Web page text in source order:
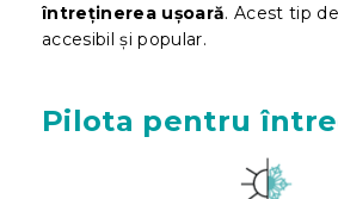
întreținerea ușoară. Acest tip
accesibil și popular.
Pilota pentru